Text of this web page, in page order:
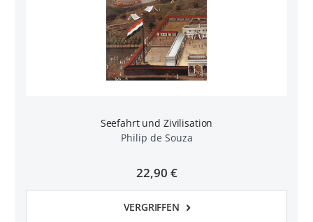
Seefahrt und Zivilisation
Philip de Souza
22,90 €
VERGRIFFEN